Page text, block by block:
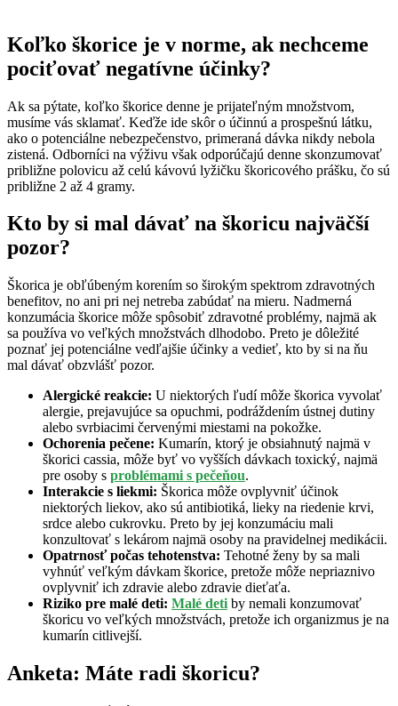
Koľko škorice je v norme, ak nechceme
pociťovať negatívne účinky?
Ak sa pýtate, koľko škorice denne je prijateľným množstvom,
musíme vás sklamať. Keďže ide skôr o účinnú a prospešnú látku,
ako o potenciálne nebezpečenstvo, primeraná dávka nikdy nebola
zistená. Odborníci na výživu však odporúčajú denne skonzumovať
približne polovicu až celú kávovú lyžičku škoricového prášku, čo sú
približne 2 až 4 gramy.
Kto by si mal dávať na škoricu najväčší
pozor?
Škorica je obľúbeným korením so širokým spektrom zdravotných
benefitov, no ani pri nej netreba zabúdať na mieru. Nadmerná
konzumácia škorice môže spôsobiť zdravotné problémy, najmä ak
sa používa vo veľkých množstvách dlhodobo. Preto je dôležité
poznať jej potenciálne vedľajšie účinky a vedieť, kto by si na ňu
mal dávať obzvlášť pozor.
Alergické reakcie: U niektorých ľudí môže škorica vyvolať
alergie, prejavujúce sa opuchmi, podráždením ústnej dutiny
alebo svrbiacimi červenými miestami na pokožke.
Ochorenia pečene: Kumarín, ktorý je obsiahnutý najmä v
škorici cassia, môže byť vo vyšších dávkach toxický, najmä
pre osoby s problémami s pečeňou.
Interakcie s liekmi: Škorica môže ovplyvniť účinok
niektorých liekov, ako sú antibiotiká, lieky na riedenie krvi,
srdce alebo cukrovku. Preto by jej konzumáciu mali
konzultovať s lekárom najmä osoby na pravidelnej medikácii.
Opatrnosť počas tehotenstva: Tehotné ženy by sa mali
vyhnúť veľkým dávkam škorice, pretože môže nepriaznivo
ovplyvniť ich zdravie alebo zdravie dieťaťa.
Riziko pre malé deti: Malé deti by nemali konzumovať
škoricu vo veľkých množstvách, pretože ich organizmus je na
kumarín citlivejší.
Anketa: Máte radi škoricu?